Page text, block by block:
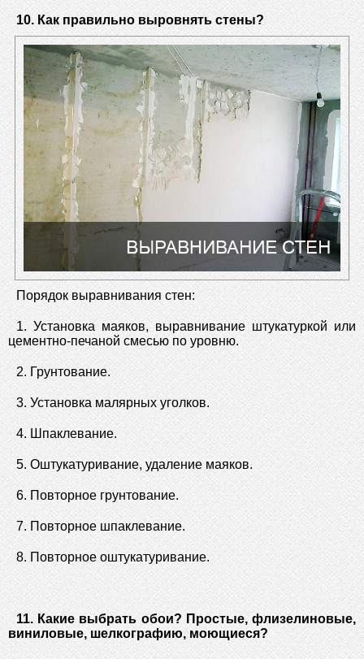
10. Как правильно выровнять стены?
Порядок выравнивания стен:
1. Установка маяков, выравнивание штукатуркой или
цементно-печаной смесью по уровню.
2. Грунтование.
3. Установка малярных уголков.
4. Шпаклевание.
5. Оштукатуривание, удаление маяков.
6. Повторное грунтование.
7. Повторное шпаклевание.
8. Повторное оштукатуривание.
11. Какие выбрать обои? Простые, флизелиновые,
виниловые, шелкографию, моющиеся?